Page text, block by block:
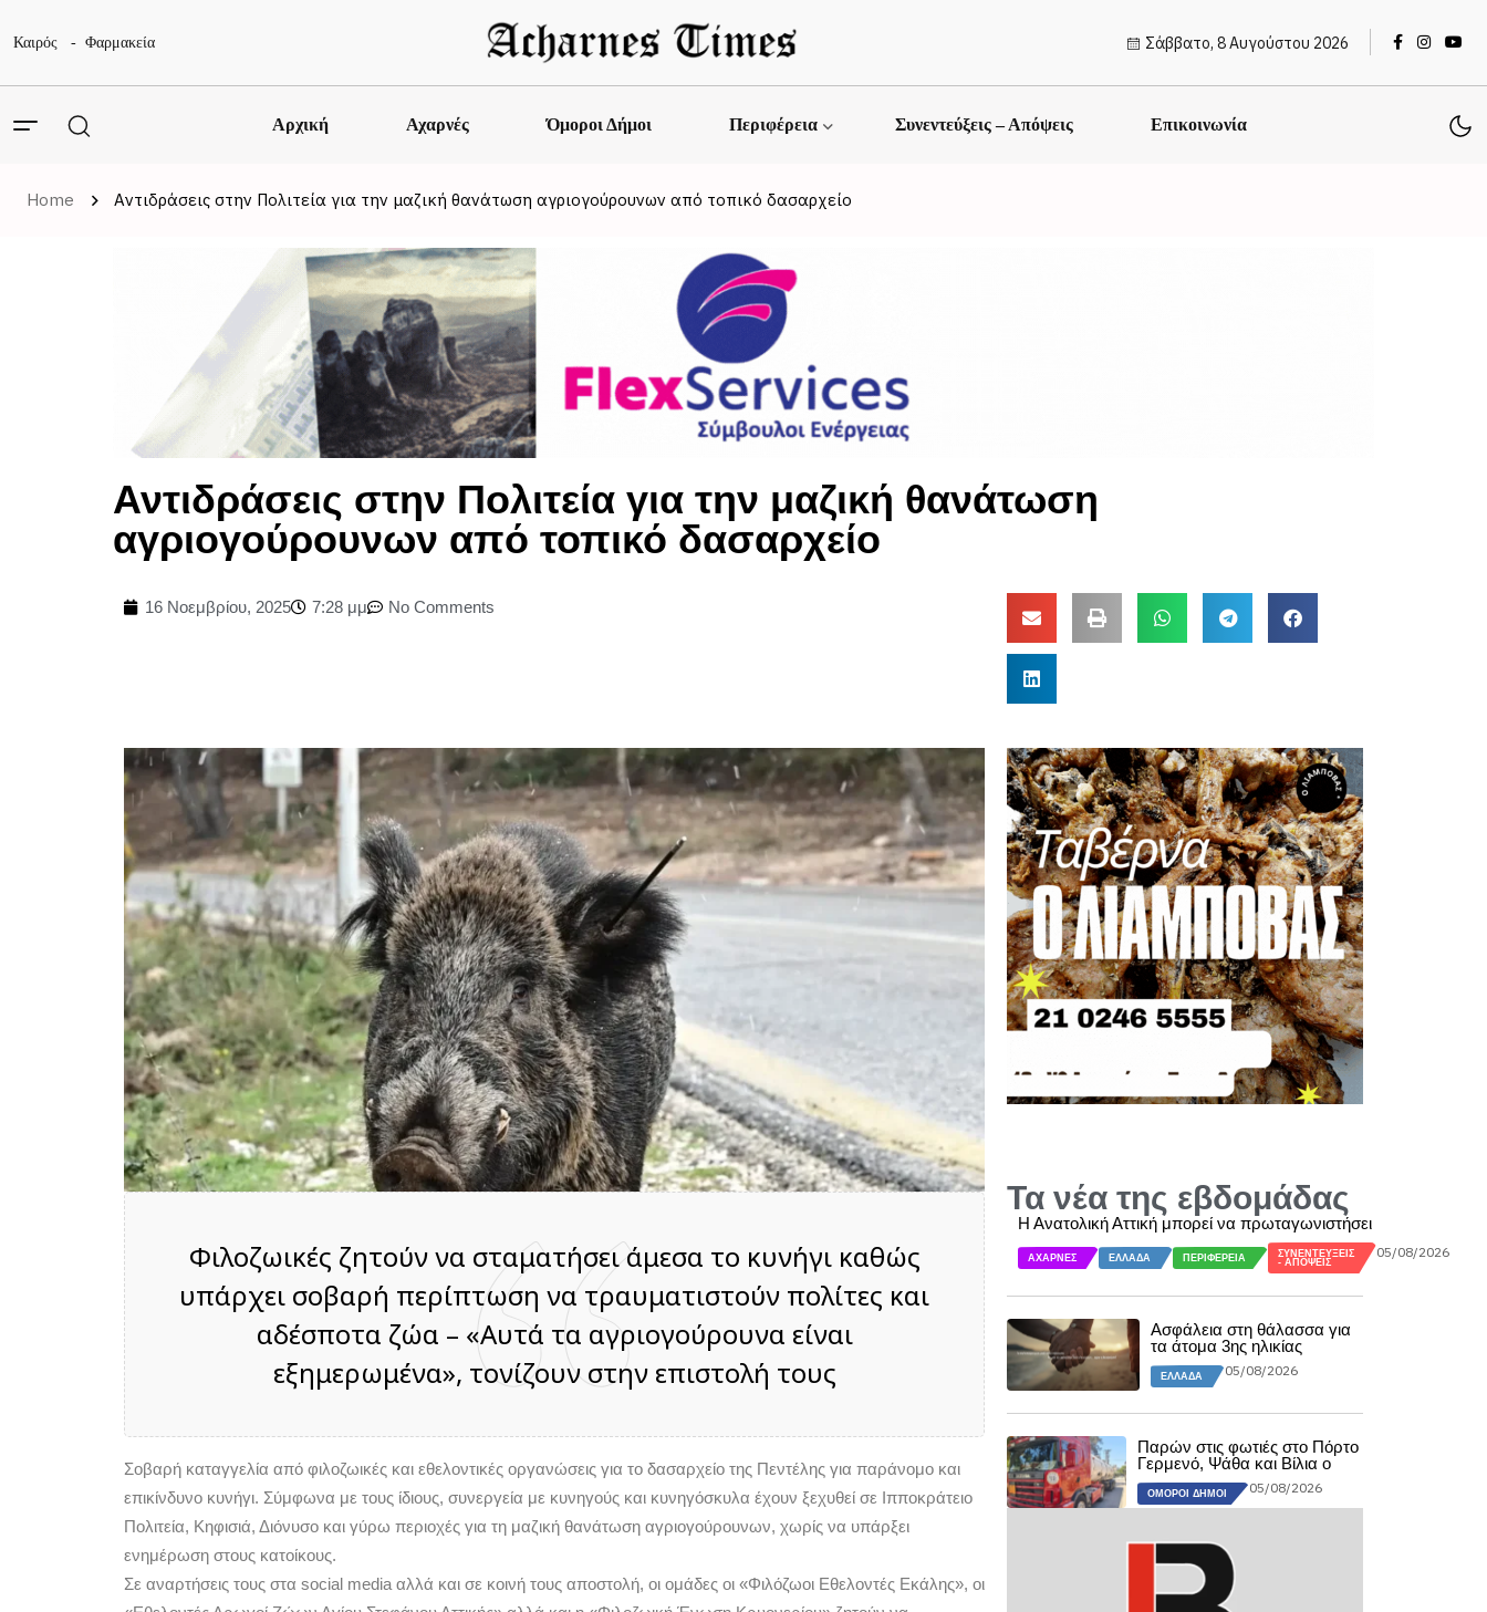
Καιρός Φαρμακεία Σάββατο, 8 Αυγούστου 2026
Αρχική Αχαρνές Όμοροι Δήμοι Περιφέρεια Συνεντεύξεις – Απόψεις Επικοινωνία
Home Αντιδράσεις στην Πολιτεία για την μαζική θανάτωση αγριογούρουνων από τοπικό δασαρχείο
Αντιδράσεις στην Πολιτεία για την μαζική θανάτωση
αγριογούρουνων από τοπικό δασαρχείο
16 Νοεμβρίου, 2025 7:28 μμ No Comments
Φιλοζωικές ζητούν να σταματήσει άμεσα το κυνήγι καθώς
υπάρχει σοβαρή περίπτωση να τραυματιστούν πολίτες και
αδέσποτα ζώα – «Αυτά τα αγριογούρουνα είναι
εξημερωμένα», τονίζουν στην επιστολή τους
Σοβαρή καταγγελία από φιλοζωικές και εθελοντικές οργανώσεις για το δασαρχείο της Πεντέλης για παράνομο και
επικίνδυνο κυνήγι. Σύμφωνα με τους ίδιους, συνεργεία με κυνηγούς και κυνηγόσκυλα έχουν ξεχυθεί σε Ιπποκράτειο
Πολιτεία, Κηφισιά, Διόνυσο και γύρω περιοχές για τη μαζική θανάτωση αγριογούρουνων, χωρίς να υπάρξει
ενημέρωση στους κατοίκους.
Σε αναρτήσεις τους στα social media αλλά και σε κοινή τους αποστολή, οι ομάδες οι «Φιλόζωοι Εθελοντές Εκάλης», οι
Τα νέα της εβδομάδας
Η Ανατολική Αττική μπορεί να πρωταγωνιστήσει
ΑΧΑΡΝΈΣ ΕΛΛΆΔΑ ΠΕΡΙΦΈΡΕΙΑ
ΣΥΝΕΝΤΕΎΞΕΙΣ
- ΑΠΌΨΕΙΣ
05/08/2026
Ασφάλεια στη θάλασσα για
τα άτομα 3ης ηλικίας
ΕΛΛΆΔΑ 05/08/2026
Παρών στις φωτιές στο Πόρτο
Γερμενό, Ψάθα και Βίλια ο
ΌΜΟΡΟΙ ΔΉΜΟΙ 05/08/2026